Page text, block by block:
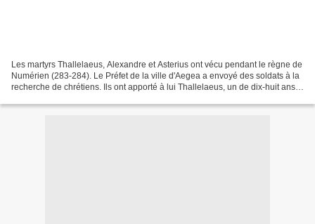
Les martyrs Thallelaeus, Alexandre et Asterius ont vécu pendant le règne de
Numérien (283-284). Le Préfet de la ville d'Aegea a envoyé des soldats à la
recherche de chrétiens. Ils ont apporté à lui Thallelaeus, un de dix-huit ans,